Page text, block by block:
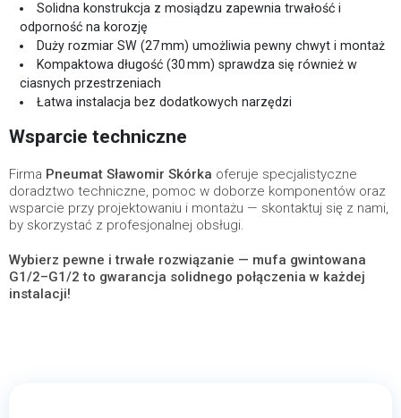
Solidna konstrukcja z mosiądzu zapewnia trwałość i
odporność na korozję
Duży rozmiar SW (27 mm) umożliwia pewny chwyt i montaż
Kompaktowa długość (30 mm) sprawdza się również w
ciasnych przestrzeniach
Łatwa instalacja bez dodatkowych narzędzi
Wsparcie techniczne
Firma Pneumat Sławomir Skórka oferuje specjalistyczne
doradztwo techniczne, pomoc w doborze komponentów oraz
wsparcie przy projektowaniu i montażu — skontaktuj się z nami,
by skorzystać z profesjonalnej obsługi.
Wybierz pewne i trwałe rozwiązanie — mufa gwintowana
G1/2–G1/2 to gwarancja solidnego połączenia w każdej
instalacji!